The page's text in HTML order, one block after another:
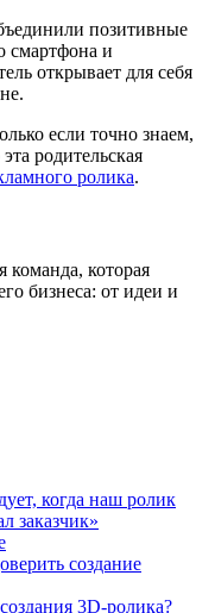
позитивные
смартфона и
открывает для себя
если точно знаем,
родительская
ролика.
которая
бизнеса: от идеи и
когда наш ролик
заказчик»
создание
3D-ролика?